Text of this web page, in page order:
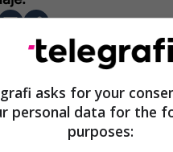
asks for your
personal data for the
purposes: